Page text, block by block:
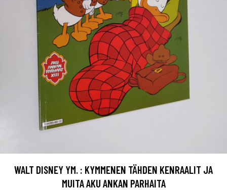
WALT DISNEY YM. : KYMMENEN TÄHDEN KENRAALIT JA
MUITA AKU ANKAN PARHAITA